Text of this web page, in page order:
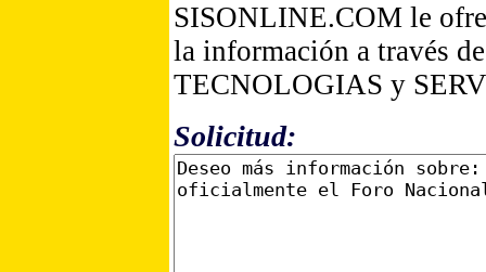
SISONLINE.COM le
la información a través
TECNOLOGIAS y
Solicitud: